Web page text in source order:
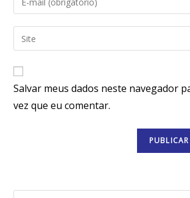
Salvar meus dados neste navegador
vez que eu comentar.